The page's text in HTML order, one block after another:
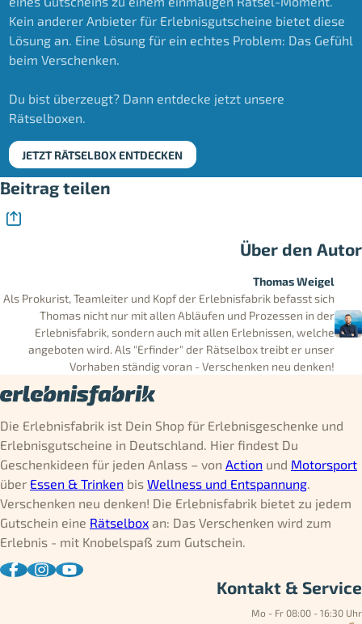
Kein anderer Anbieter für Erlebnisgutscheine bietet diese
Lösung an. Eine Lösung für ein echtes Problem: Das Gefühl
beim Verschenken.
Du bist überzeugt? Dann entdecke jetzt unsere
Rätselboxen.
JETZT RÄTSELBOX ENTDECKEN
Beitrag teilen
Über den Autor
Thomas Weigel
Als Prokurist, Teamleiter und Kopf der Erlebnisfabrik befasst sich
Thomas nicht nur mit allen Abläufen und Prozessen in der
Erlebnisfabrik, sondern auch mit allen Erlebnissen, welche
angeboten wird. Als "Erfinder" der Rätselbox treibt er unser
Vorhaben ständig voran - Verschenken neu denken!
Die Erlebnisfabrik ist Dein Shop für Erlebnisgeschenke und
Erlebnisgutscheine in Deutschland. Hier findest Du
Geschenkideen für jeden Anlass – von Action und Motorsport
über Essen & Trinken bis Wellness und Entspannung.
Verschenken neu denken! Die Erlebnisfabrik bietet zu jedem
Gutschein eine Rätselbox an: Das Verschenken wird zum
Erlebnis - mit Knobelspaß zum Gutschein.
Kontakt & Service
Mo - Fr 08:00 - 16:30 Uhr